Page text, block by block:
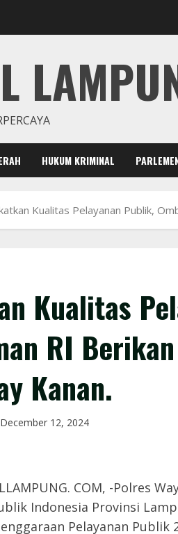
HUKUM KRIMINAL
Kualitas Pelayanan Publik,
Kualitas
RI
Kanan.
December 12, 2024
COM, -Polres
Indonesia Provinsi
Pelayanan